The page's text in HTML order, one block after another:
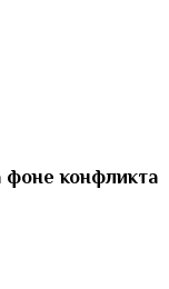
фоне конфликта